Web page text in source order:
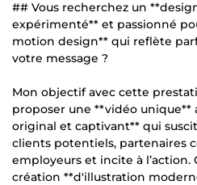
## Vous recherchez un
expérimenté** et passionné
motion design** qui reflète
votre message ?
Mon objectif avec cette
proposer une **vidéo unique**
original et captivant** qui
clients potentiels, partenaires
employeurs et incite à l’action.
création **d'illustration